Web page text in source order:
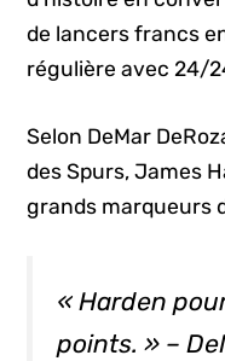
de lancers francs
régulière avec 24/
Selon DeMar
des Spurs, James
grands marqueurs
« Harden
points. » –